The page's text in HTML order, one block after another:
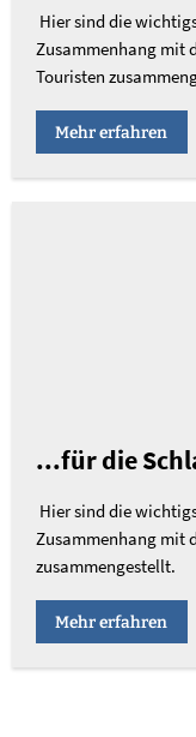
Hier sind die
Zusammenhang mit
Touristen
Mehr erfahren
...für die
Hier sind die
Zusammenhang mit
zusammengestellt.
Mehr erfahren